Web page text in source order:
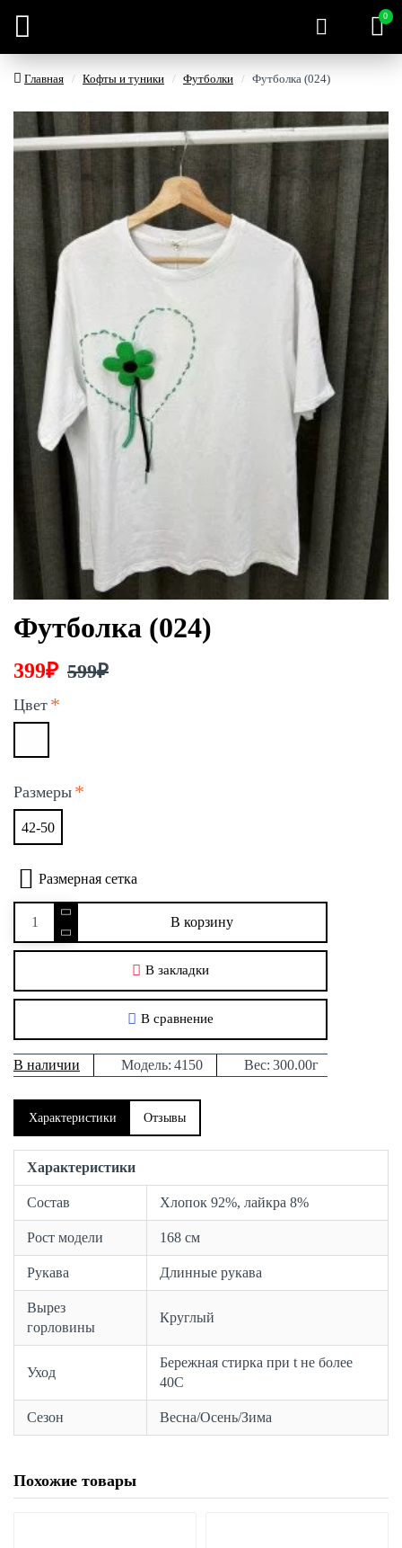
0
Главная Кофты и туники Футболки Футболка (024)
Футболка (024)
В наличии Модель: 4150 Вес: 300.00г
399₽ 599₽
Цвет
Размеры
42-50
В корзину
В закладки
В сравнение
Размерная сетка
Характеристики Отзывы
Характеристики
Состав Хлопок 92%, лайкра 8%
Рост модели 168 см
Рукава Длинные рукава
Вырез
горловины
Круглый
Уход
Бережная стирка при t не более
40С
Сезон Весна/Осень/Зима
Похожие товары